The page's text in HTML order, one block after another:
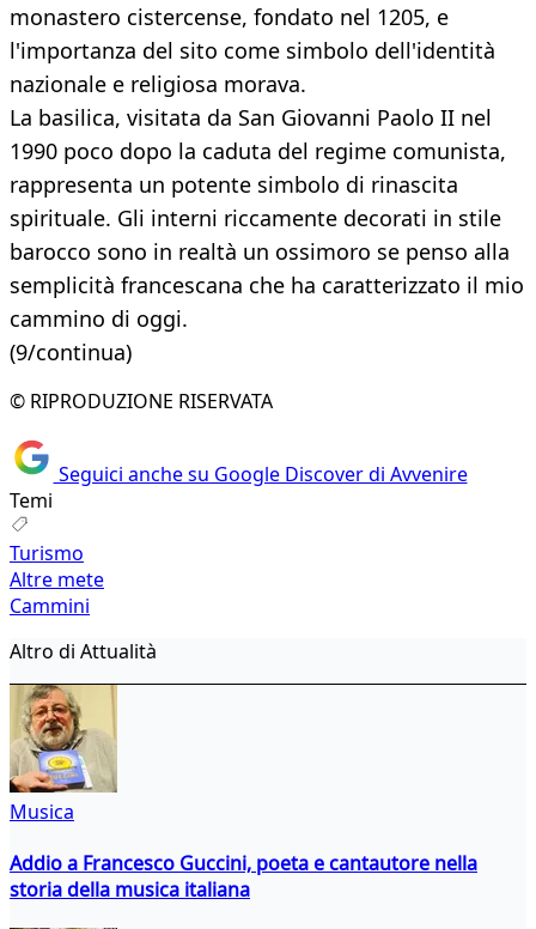
monastero cistercense, fondato nel 1205, e
l'importanza del sito come simbolo dell'identità
nazionale e religiosa morava.
La basilica, visitata da San Giovanni Paolo II nel
1990 poco dopo la caduta del regime comunista,
rappresenta un potente simbolo di rinascita
spirituale. Gli interni riccamente decorati in stile
barocco sono in realtà un ossimoro se penso alla
semplicità francescana che ha caratterizzato il mio
cammino di oggi.
(9/continua)
© RIPRODUZIONE RISERVATA
Seguici anche su Google Discover di Avvenire
Temi
Turismo
Altre mete
Cammini
Altro di Attualità
Musica
Addio a Francesco Guccini, poeta e cantautore nella
storia della musica italiana